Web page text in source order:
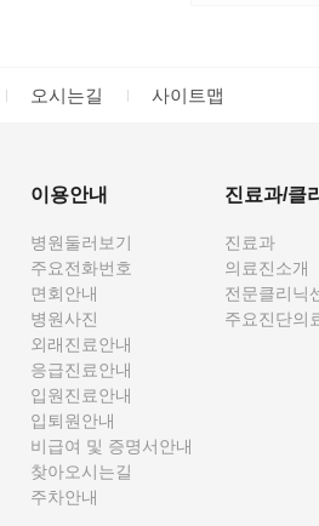
오시는길 사이트맵
이용안내
병원둘러보기
주요전화번호
면회안내
병원사진
외래진료안내
응급진료안내
입원진료안내
입퇴원안내
비급여 및 증명서안내
찾아오시는길
주차안내
진료과/클
진료과
의료진소개
전문클리닉
주요진단의